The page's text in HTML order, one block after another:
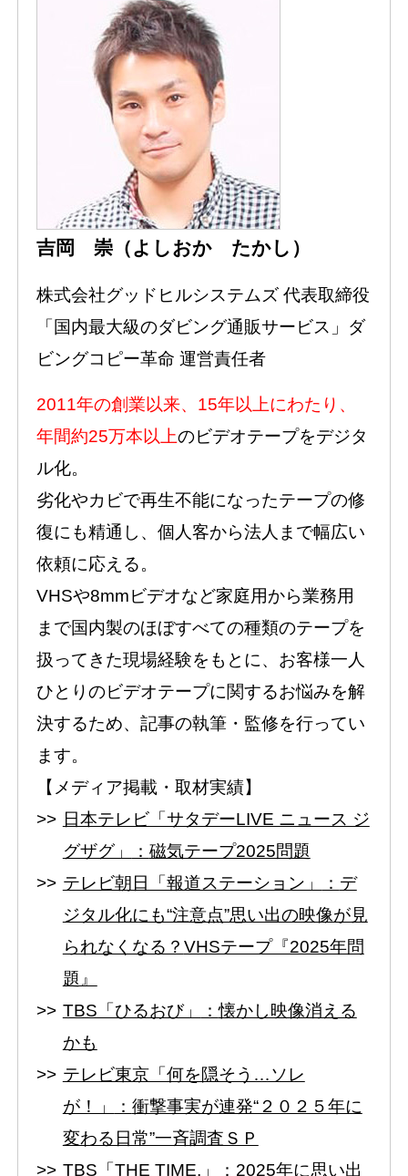
吉岡 崇（よしおか たかし）
株式会社グッドヒルシステムズ 代表取締役
「国内最大級のダビング通販サービス」ダ
ビングコピー革命 運営責任者
2011年の創業以来、15年以上にわたり、
年間約25万本以上のビデオテープをデジタ
ル化。
劣化やカビで再生不能になったテープの修
復にも精通し、個人客から法人まで幅広い
依頼に応える。
VHSや8mmビデオなど家庭用から業務用
まで国内製のほぼすべての種類のテープを
扱ってきた現場経験をもとに、お客様一人
ひとりのビデオテープに関するお悩みを解
決するため、記事の執筆・監修を行ってい
ます。
【メディア掲載・取材実績】
日本テレビ「サタデーLIVE ニュース ジ
グザグ」
： 磁気テープ2025問題
テレビ朝日「報道ステーション」
： デ
ジタル化にも“注意点”思い出の映像が見
られなくなる？ VHSテープ『2025年問
題』
TBS「ひるおび」
：懐かし映像消える
かも
テレビ東京「何を隠そう…ソレ
が！」
： 衝撃事実が連発“２０２５年に
変わる日常”一斉調査ＳＰ
TBS「THE TIME,」： 2025年に思い出